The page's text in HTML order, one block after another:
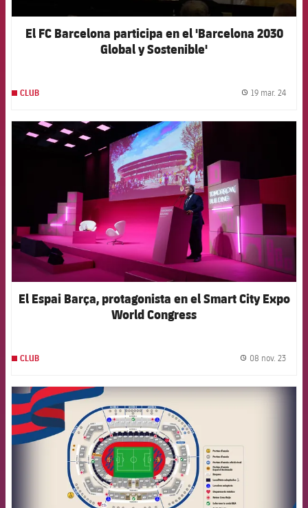
El FC Barcelona participa en el 'Barcelona 2030
Global y Sostenible'
CLUB 19 mar. 24
FCB Barcelona badge
El Espai Barça, protagonista en el Smart City Expo
World Congress
CLUB 08 nov. 23
FCB Barcelona badge